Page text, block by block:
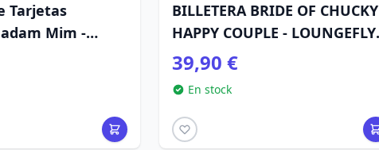
Tarjetas
Mim -
Merlín el
BILLETERA BRIDE OF CHUCKY
HAPPY COUPLE - LOUNGEFLY
UNIVERSAL
39,90 €
En stock